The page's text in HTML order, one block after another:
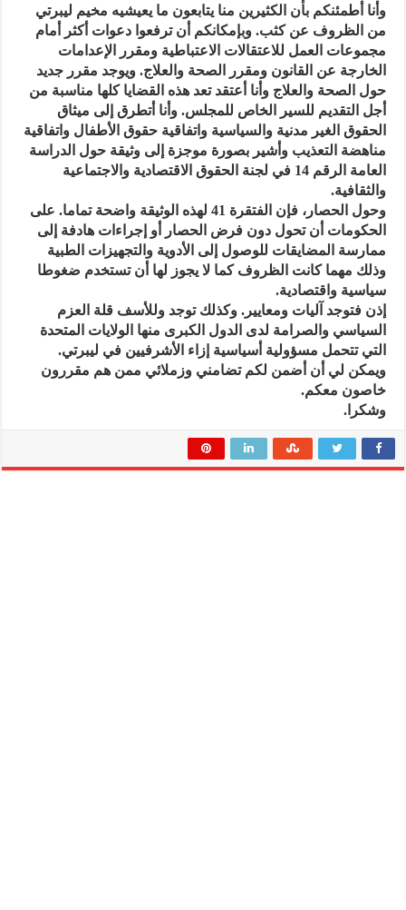
وأنا أطمئنكم بأن الكثيرين منا يتابعون ما يعيشيه مخيم ليبرتي
من الظروف عن كثب. وبإمكانكم أن ترفعوا دعوات أكثر أمام
مجموعات العمل للاعتقالات الاعتباطية ومقرر الإعدامات
الخارجة عن القانون ومقرر الصحة والعلاج. ويوجد مقرر جديد
حول الصحة والعلاج وأنا أعتقد تعد هذه القضايا كلها مناسبة من
أجل التقديم للسير الخاص للمجلس. وأنا أتطرق إلى ميثاق
الحقوق الغير مدنية والسياسية واتفاقية حقوق الأطفال واتفاقية
مناهضة التعذيب وأشير بصورة موجزة إلى وثيقة حول الدراسة
العامة الرقم 14 في لجنة الحقوق الاقتصادية والاجتماعية
والثقافية.
وحول الحصار، فإن الفتقرة 41 لهذه الوثيقة واضحة تماما. على
الحكومات أن تحول دون فرض الحصار أو إجراءات هادفة إلى
ممارسة المضايقات للوصول إلى الأدوية والتجهيزات الطبية
وذلك مهما كانت الظروف كما لا يجوز لها أن تستخدم ضغوطا
سياسية واقتصادية.
إذن فتوجد آليات ومعايير. وكذلك توجد وللأسف قلة العزم
السياسي والصرامة لدى الدول الكبرى منها الولايات المتحدة
التي تتحمل مسؤولية أسياسية إزاء الأشرفيين في ليبرتي.
ويمكن لي أن أضمن لكم تضامني وزملائي ممن هم مقررون
خاصون معكم.
وشكرا.